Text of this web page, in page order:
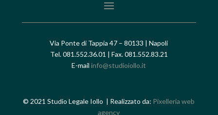
Via Ponte di Tappia 47 – 80133 | Napoli
Tel. 081.552.36.01 | Fax. 081.552.83.21
E-mailinfo@studioiollo.it
© 2021 Studio Legale Iollo | Realizzato da: Pixelleria web
agency